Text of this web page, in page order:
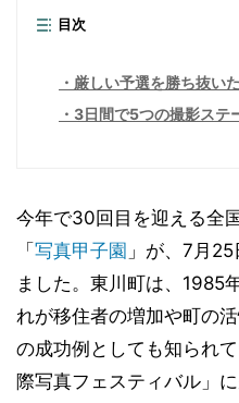
目次
厳しい予選を勝ち抜い
3日間で5つの撮影ステ
今年で30回目を迎える全
「 写真甲子園 」が、7月
ました。東川町は、1985
れが移住者の増加や町の
の成功例としても知られ
際写真フェスティバル」